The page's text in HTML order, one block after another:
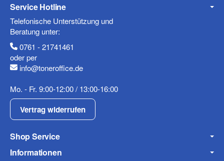
Mobiltelefon
Service Hotline
Telefonische Unterstützung und
Beratung unter:
0761 - 21741461
oder per
info@toneroffice.de
Mo. - Fr. 9:00-12:00 / 13:00-16:00
Vertrag widerrufen
Shop Service
Informationen